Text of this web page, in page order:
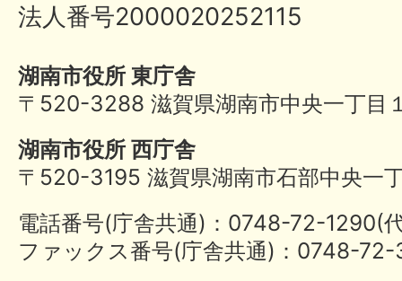
法人番号2000020252115
湖南市役所 東庁舎
〒520-3288 滋賀県湖南市中央一丁目
湖南市役所 西庁舎
〒520-3195 滋賀県湖南市石部中央一
電話番号(庁舎共通)：0748-72-
ファックス番号(庁舎共通)：0748-